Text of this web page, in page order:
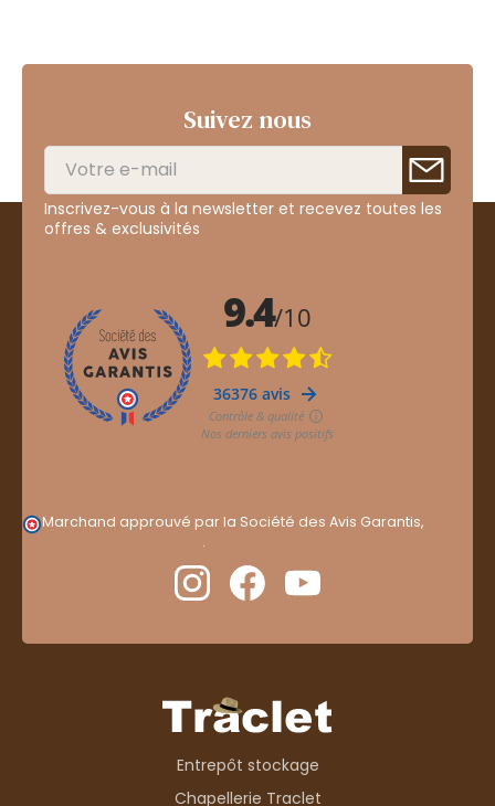
Suivez nous
Inscrivez-vous à la newsletter et recevez toutes les
offres & exclusivités
Marchand approuvé par la Société des Avis Garantis,
.
Entrepôt stockage
Chapellerie Traclet